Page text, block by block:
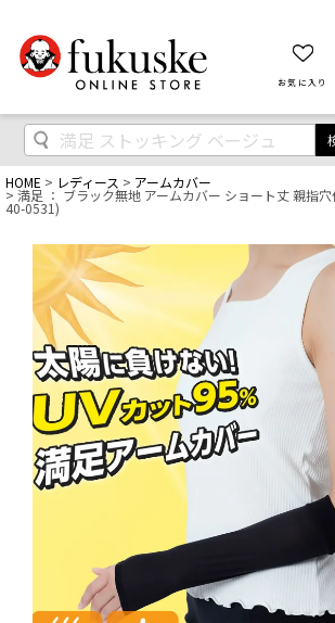
お気に入り
HOME レディース アームカバー
満足 ： ブラック無地 アームカバー ショート丈 親指
40-0531)